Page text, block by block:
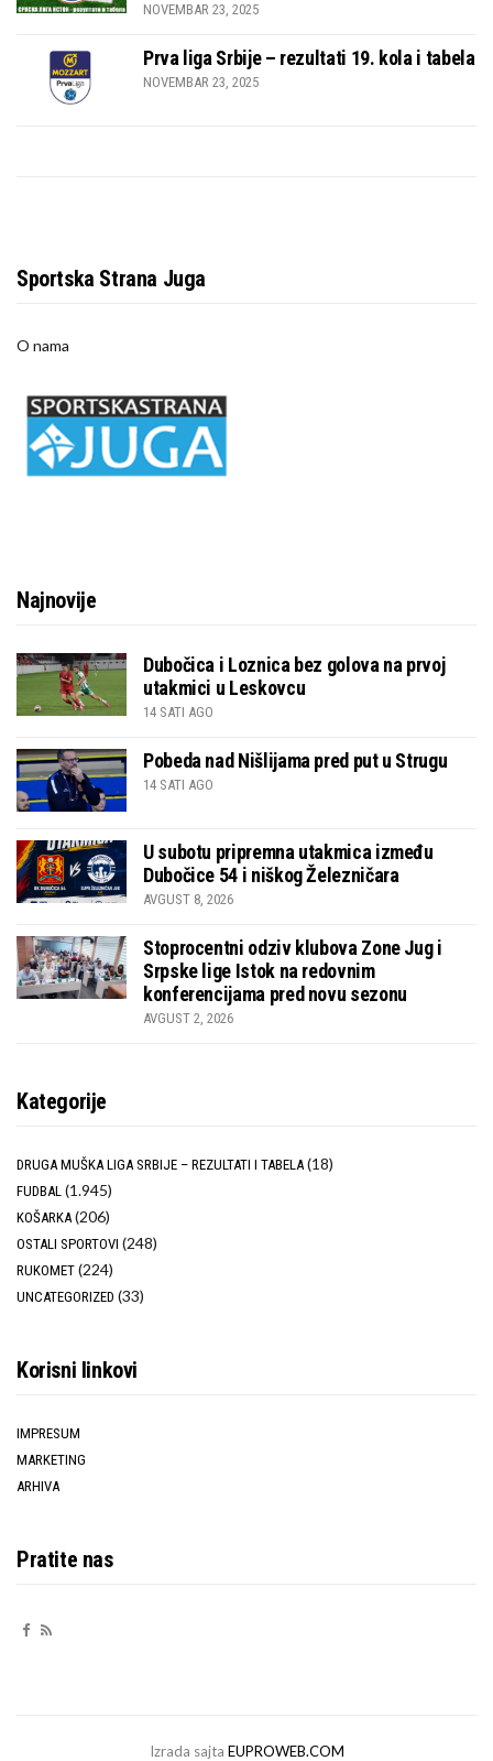
NOVEMBAR 23, 2025
Prva liga Srbije – rezultati 19. kola i tabela
NOVEMBAR 23, 2025
Sportska Strana Juga
O nama
Najnovije
Dubočica i Loznica bez golova na prvoj
utakmici u Leskovcu
14 SATI AGO
Pobeda nad Nišlijama pred put u Strugu
14 SATI AGO
U subotu pripremna utakmica između
Dubočice 54 i niškog Železničara
AVGUST 8, 2026
Stoprocentni odziv klubova Zone Jug i
Srpske lige Istok na redovnim
konferencijama pred novu sezonu
AVGUST 2, 2026
Kategorije
DRUGA MUŠKA LIGA SRBIJE – REZULTATI I TABELA (18)
FUDBAL (1.945)
KOŠARKA (206)
OSTALI SPORTOVI (248)
RUKOMET (224)
UNCATEGORIZED (33)
Korisni linkovi
IMPRESUM
MARKETING
ARHIVA
Pratite nas
Izrada sajta EUPROWEB.COM